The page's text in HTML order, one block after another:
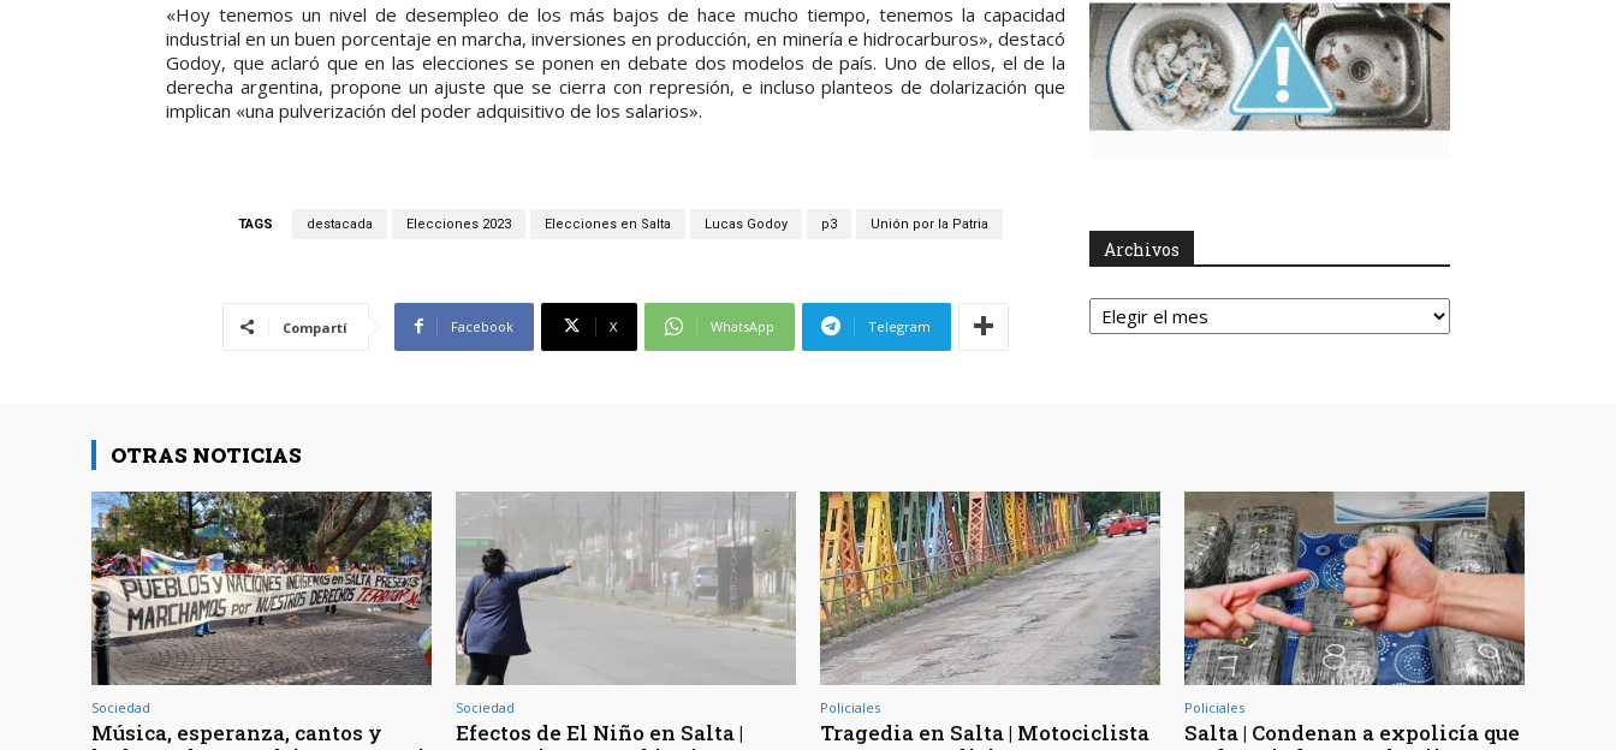
«Hoy tenemos un nivel de desempleo de los más bajos de hace mucho tiempo, tenemos la capacidad
industrial en un buen porcentaje en marcha, inversiones en producción, en minería e hidrocarburos», destacó
Godoy, que aclaró que en las elecciones se ponen en debate dos modelos de país. Uno de ellos, el de la
derecha argentina, propone un ajuste que se cierra con represión, e incluso planteos de dolarización que
implican «una pulverización del poder adquisitivo de los salarios».
TAGS destacada Elecciones 2023 Elecciones en Salta Lucas Godoy p3 Unión por la Patria
Compartí Facebook X WhatsApp Telegram
Archivos
Archivos
OTRAS NOTICIAS
Sociedad
Música, esperanza, cantos y
Sociedad
Efectos de El Niño en Salta |
Policiales
Tragedia en Salta | Motociclista
Policiales
Salta | Condenan a expolicía que